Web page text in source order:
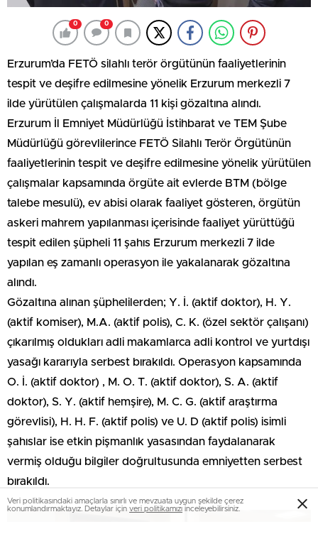
0 0
Erzurum’da FETÖ silahlı terör örgütünün faaliyetlerinin
tespit ve deşifre edilmesine yönelik Erzurum merkezli 7
ilde yürütülen çalışmalarda 11 kişi gözaltına alındı.
Erzurum İl Emniyet Müdürlüğü İstihbarat ve TEM Şube
Müdürlüğü görevlilerince FETÖ Silahlı Terör Örgütünün
faaliyetlerinin tespit ve deşifre edilmesine yönelik yürütülen
çalışmalar kapsamında örgüte ait evlerde BTM (bölge
talebe mesulü), ev abisi olarak faaliyet gösteren, örgütün
askeri mahrem yapılanması içerisinde faaliyet yürüttüğü
tespit edilen şüpheli 11 şahıs Erzurum merkezli 7 ilde
yapılan eş zamanlı operasyon ile yakalanarak gözaltına
alındı.
Gözaltına alınan şüphelilerden; Y. İ. (aktif doktor), H. Y.
(aktif komiser), M.A. (aktif polis), C. K. (özel sektör çalışanı)
çıkarılmış oldukları adli makamlarca adli kontrol ve yurtdışı
yasağı kararıyla serbest bırakıldı. Operasyon kapsamında
O. İ. (aktif doktor) , M. O. T. (aktif doktor), S. A. (aktif
doktor), S. Y. (aktif hemşire), M. C. G. (aktif araştırma
görevlisi), H. H. F. (aktif polis) ve U. D (aktif polis) isimli
şahıslar ise etkin pişmanlık yasasından faydalanarak
vermiş olduğu bilgiler doğrultusunda emniyetten serbest
bırakıldı.
Veri politikasındaki amaçlarla sınırlı ve mevzuata uygun şekilde çerez
konumlandırmaktayız. Detaylar için veri politikamızı inceleyebilirsiniz.